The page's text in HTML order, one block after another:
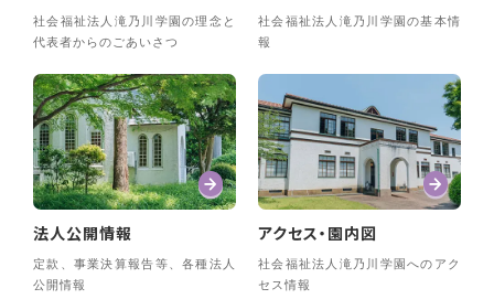
社会福祉法人滝乃川学園の理念と
代表者からのごあいさつ
社会福祉法人滝乃川学園の基本情
報
法人公開情報
定款、事業決算報告等、各種法人
公開情報
アクセス・園内図
社会福祉法人滝乃川学園へのアク
セス情報